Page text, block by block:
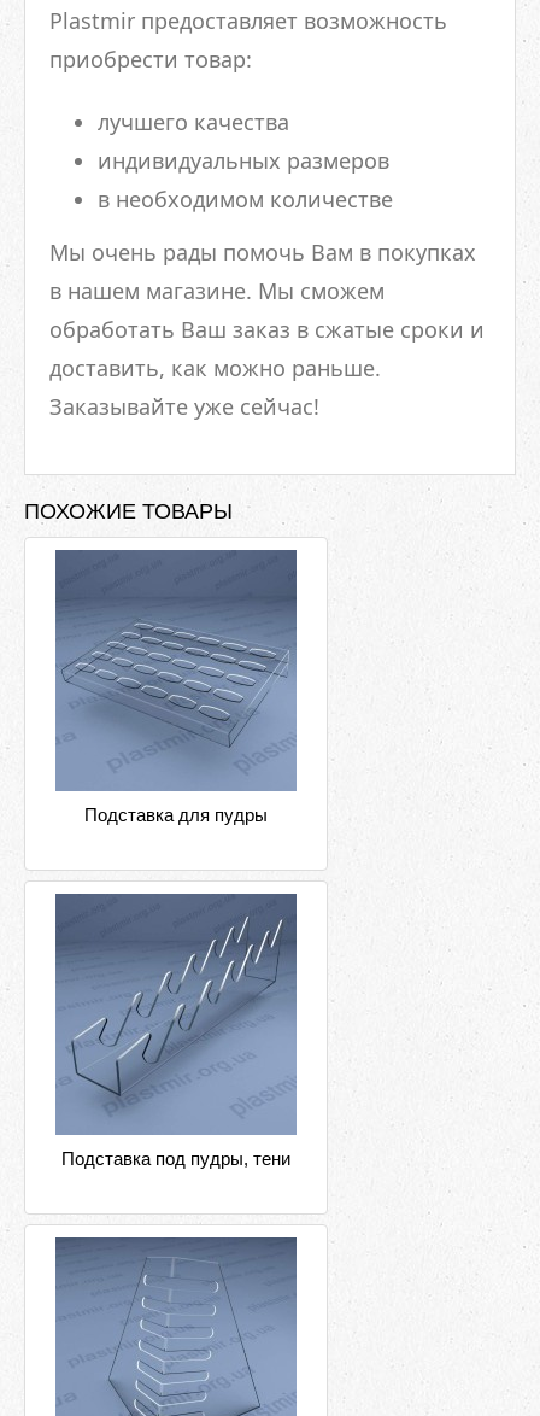
Plastmir предоставляет возможность
приобрести товар:
лучшего качества
индивидуальных размеров
в необходимом количестве
Мы очень рады помочь Вам в покупках
в нашем магазине. Мы сможем
обработать Ваш заказ в сжатые сроки и
доставить, как можно раньше.
Заказывайте уже сейчас!
ПОХОЖИЕ ТОВАРЫ
Подставка для пудры
Подставка под пудры, тени